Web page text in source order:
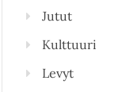
Jutut
Kulttuuri
Levyt